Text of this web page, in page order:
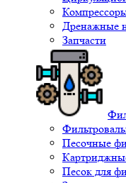
Дренажные
Запчасти
Песочные
Песок для